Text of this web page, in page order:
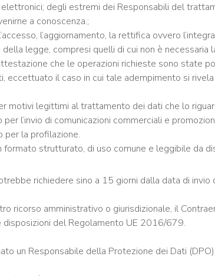
degli estremi dei Responsabili del
a conoscenza.;
l’aggiornamento, la rettifica ovvero
della legge, compresi quelli di cui non è
che le operazioni richieste sono state
eccettuato il caso in cui tale adempimento si
motivi legittimi al trattamento dei dati che lo
per l’invio di comunicazioni commerciali e
per la profilazione.
formato strutturato, di uso comune e leggibile da
richiedere sino a 15 giorni dalla data di invio
ricorso amministrativo o giurisdizionale, il
del Regolamento UE 2016/679.
un Responsabile della Protezione dei Dati (DPO).